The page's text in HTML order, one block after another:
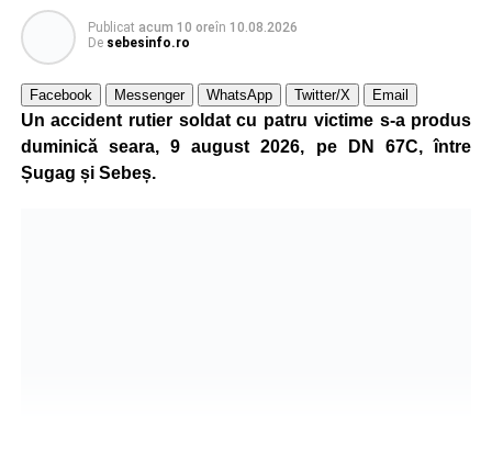
Urmărește-ne pe Google News
Ultimele știri din Sebeș
Minoră din Sebeș, urmărită și amenințată de un
bărbat căsătorit. Instanța a emis un ordin de
Publicat acum 10 oreîn 10.08.2026
De sebesinfo.ro
Facebook Messenger WhatsApp Twitter/X Email
Un accident rutier soldat cu patru victime s-a produs
duminică seara, 9 august 2026, pe DN 67C, între
Șugag și Sebeș.